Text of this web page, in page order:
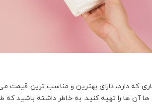
که دارد، دارای بهترین و مناسب ترین قیمت
آن ها را تهیه کنید. به خاطر داشته باشید که